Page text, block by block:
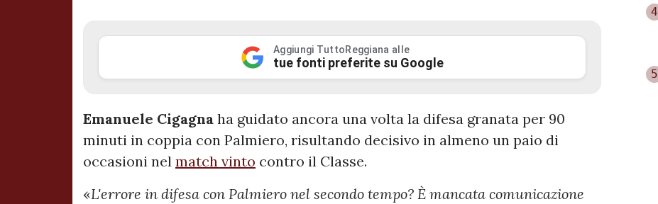
Aggiungi TuttoReggiana alle
tue fonti preferite su Google
Emanuele Cigagna ha guidato ancora una volta la difesa granata per 90
minuti in coppia con Palmiero, risultando decisivo in almeno un paio di
occasioni nel match vinto contro il Classe.
«L'errore in difesa con Palmiero nel secondo tempo? È mancata comunicazione
4
5